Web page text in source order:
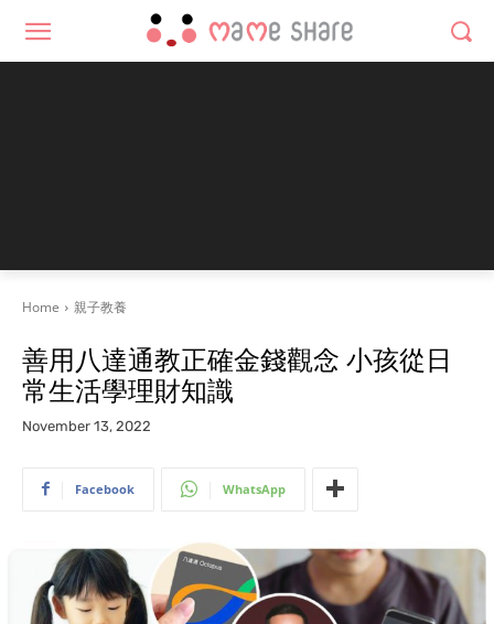
Home 親子教養
善用八達通教正確金錢觀念 小孩從日
常生活學理財知識
November 13, 2022
Facebook WhatsApp